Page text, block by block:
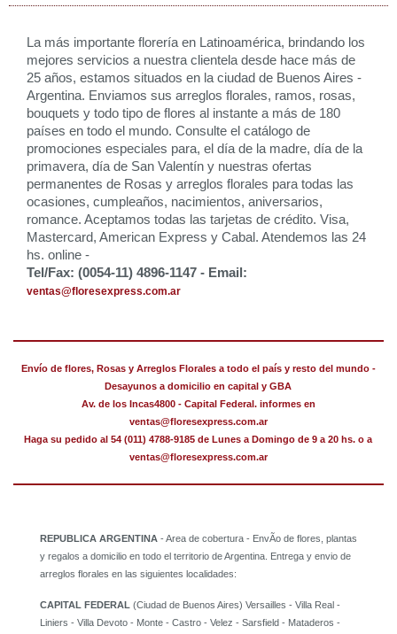
La más importante florería en Latinoamérica, brindando los
mejores servicios a nuestra clientela desde hace más de
25 años, estamos situados en la ciudad de Buenos Aires -
Argentina. Enviamos sus arreglos florales, ramos, rosas,
bouquets y todo tipo de flores al instante a más de 180
países en todo el mundo. Consulte el catálogo de
promociones especiales para, el día de la madre, día de la
primavera, día de San Valentín y nuestras ofertas
permanentes de Rosas y arreglos florales para todas las
ocasiones, cumpleaños, nacimientos, aniversarios,
romance. Aceptamos todas las tarjetas de crédito. Visa,
Mastercard, American Express y Cabal. Atendemos las 24
hs. online -
Tel/Fax: (0054-11) 4896-1147 - Email:
ventas@floresexpress.com.ar
Envío de flores, Rosas y Arreglos Florales a todo el país y resto del mundo -
Desayunos a domicilio en capital y GBA
Av. de los Incas4800 - Capital Federal. informes en
ventas@floresexpress.com.ar
Haga su pedido al 54 (011) 4788-9185 de Lunes a Domingo de 9 a 20 hs. o a
ventas@floresexpress.com.ar
REPUBLICA ARGENTINA - Area de cobertura - EnvÃ­o de flores, plantas
y regalos a domicilio en todo el territorio de Argentina. Entrega y envio de
arreglos florales en las siguientes localidades:
CAPITAL FEDERAL (Ciudad de Buenos Aires) Versailles - Villa Real -
Liniers - Villa Devoto - Monte - Castro - Velez - Sarsfield - Mataderos -